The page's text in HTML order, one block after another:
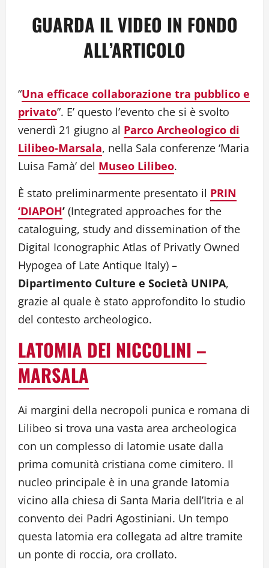
GUARDA IL VIDEO IN FONDO
ALL’ARTICOLO
“Una efficace collaborazione tra pubblico e
privato”. E’ questo l’evento che si è svolto
venerdì 21 giugno al Parco Archeologico di
Lilibeo-Marsala, nella Sala conferenze ‘Maria
Luisa Famà’ del Museo Lilibeo.
È stato preliminarmente presentato il PRIN
‘DIAPOH’ (Integrated approaches for the
cataloguing, study and dissemination of the
Digital Iconographic Atlas of Privatly Owned
Hypogea of Late Antique Italy) –
Dipartimento Culture e Società UNIPA,
grazie al quale è stato approfondito lo studio
del contesto archeologico.
LATOMIA DEI NICCOLINI –
MARSALA
Ai margini della necropoli punica e romana di
Lilibeo si trova una vasta area archeologica
con un complesso di latomie usate dalla
prima comunità cristiana come cimitero. Il
nucleo principale è in una grande latomia
vicino alla chiesa di Santa Maria dell’Itria e al
convento dei Padri Agostiniani. Un tempo
questa latomia era collegata ad altre tramite
un ponte di roccia, ora crollato.